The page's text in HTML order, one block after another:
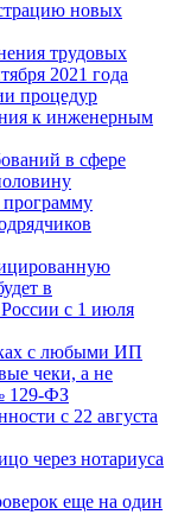
новых
трудовых
2021 года
процедур
к инженерным
в сфере
в
с 1 июля
с любыми ИП
чеки, а не
129-ФЗ
с 22 августа
через нотариуса
еще на один